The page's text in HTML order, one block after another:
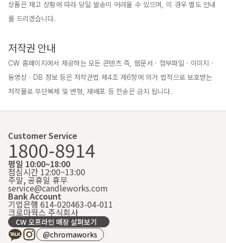
상품은 재고 상황에 따라 당일 발송이 어려울 수 있으며, 이 경우 별도 안내
를 드리겠습니다.
저작권 안내
CW 홈페이지에서 제공하는 모든 콘텐츠 즉, 웹문서 · 첨부파일 · 이미지 ·
동영상 · DB 정보 등은 저작권법 제4조 제6항에 의거 법적으로 보호받는
저작물로 무단복제 및 변형, 재배포 등 전송은 금지 됩니다.
Customer Service
1800-8914
평일 10:00~18:00
점심시간 12:00~13:00
주말, 공휴일 휴무
service@candleworks.com
Bank Account
기업은행 614-020463-04-011
크로마웍스 주식회사
CW 오프라인 매장 살펴보기
@chromaworks